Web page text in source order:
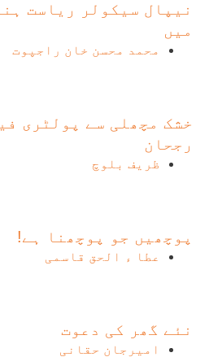
نیپال سیکولر ریاست
میں
محمد محسن خان راجپوت
خشک مچھلی سے پولٹری
رجحان
ظریف بلوچ
پوچھیں جو پوچھنا ہے!
عطا ء الحق قاسمی
نئے گھر کی دعوت
امیرجان حقانی